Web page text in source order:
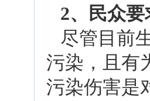
2、民众
尽管目前
污染，且有
污染伤害是